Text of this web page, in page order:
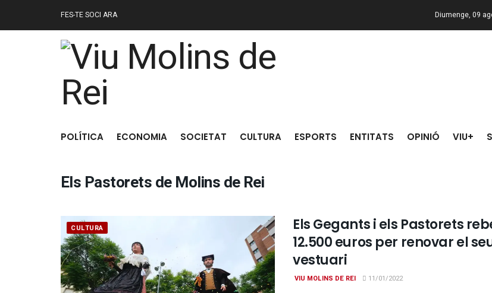
FES-TE SOCI ARA Diumenge, 09
POLÍTICA ECONOMIA SOCIETAT CULTURA ESPORTS ENTITATS OPINIÓ VIU+
Els Pastorets de Molins de Rei
CULTURA
Els Gegants i els Pastorets
12.500 euros per renovar el
vestuari
VIU MOLINS DE REI 11/01/2022